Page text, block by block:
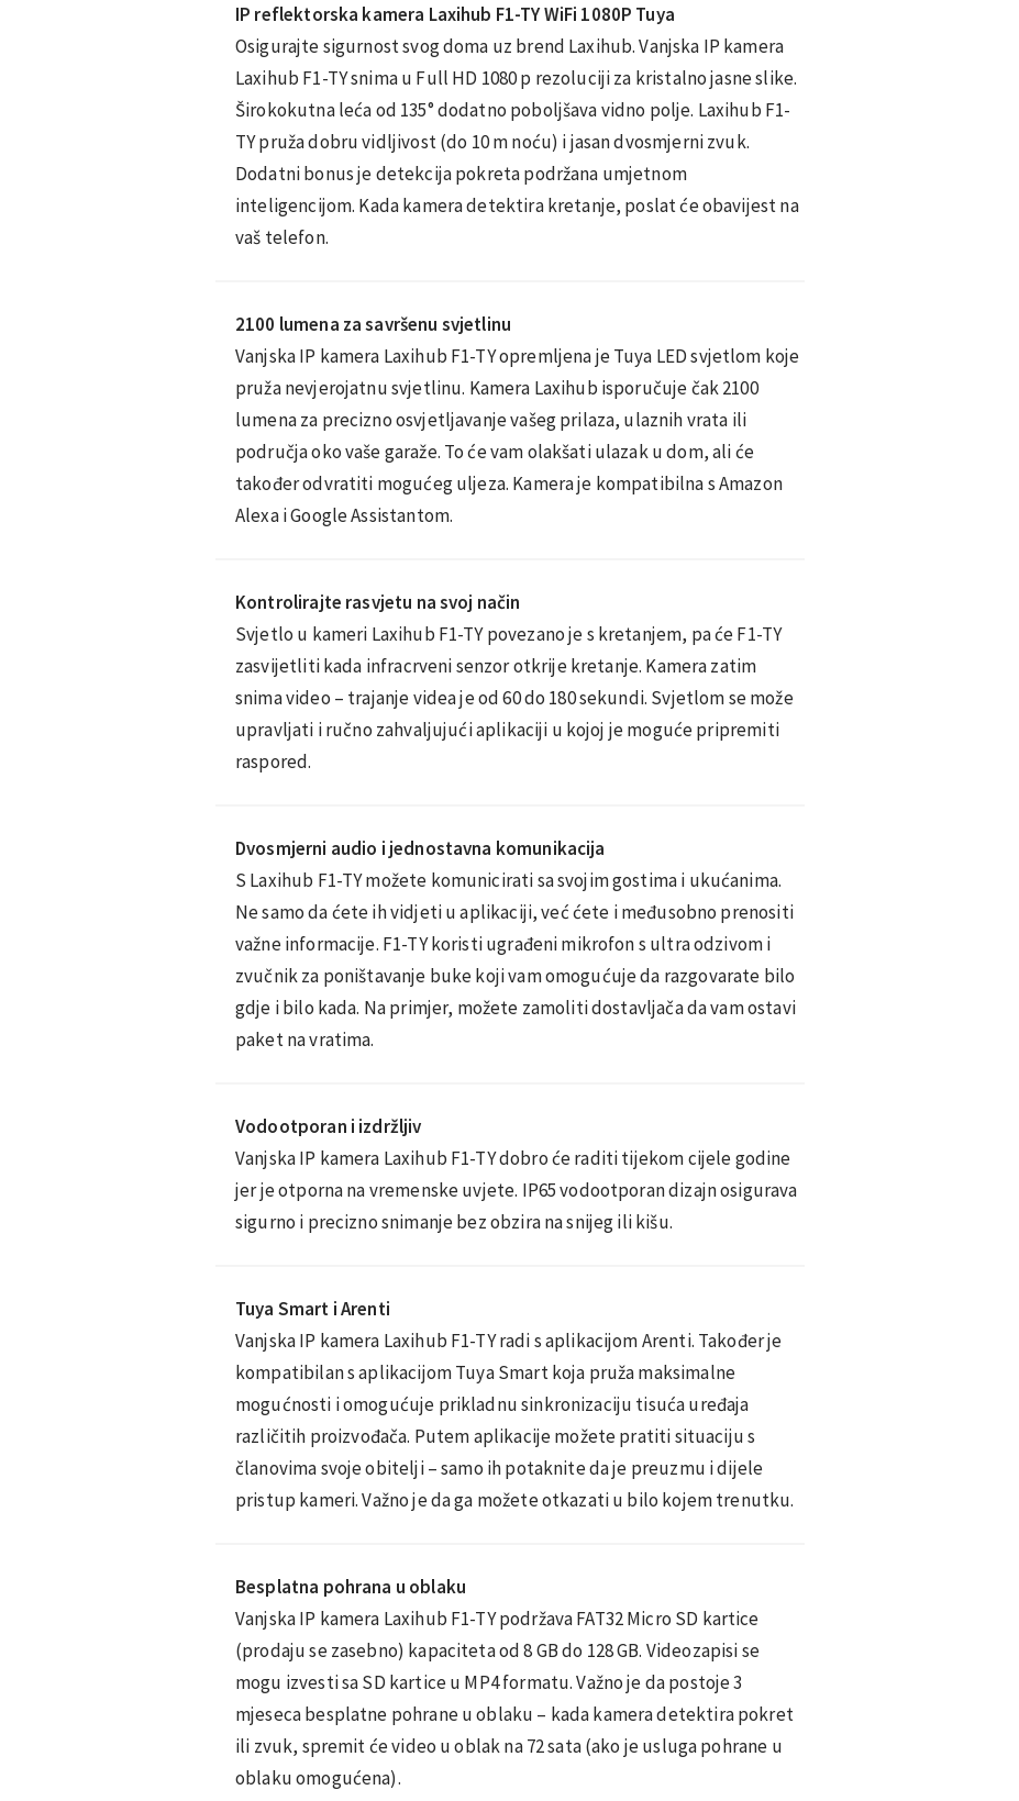
IP reflektorska kamera Laxihub F1-TY WiFi 1080P Tuya
Osigurajte sigurnost svog doma uz brend Laxihub. Vanjska IP kamera
Laxihub F1-TY snima u Full HD 1080 p rezoluciji za kristalno jasne slike.
Širokokutna leća od 135° dodatno poboljšava vidno polje. Laxihub F1-
TY pruža dobru vidljivost (do 10 m noću) i jasan dvosmjerni zvuk.
Dodatni bonus je detekcija pokreta podržana umjetnom
inteligencijom. Kada kamera detektira kretanje, poslat će obavijest na
vaš telefon.
2100 lumena za savršenu svjetlinu
Vanjska IP kamera Laxihub F1-TY opremljena je Tuya LED svjetlom koje
pruža nevjerojatnu svjetlinu. Kamera Laxihub isporučuje čak 2100
lumena za precizno osvjetljavanje vašeg prilaza, ulaznih vrata ili
područja oko vaše garaže. To će vam olakšati ulazak u dom, ali će
također odvratiti mogućeg uljeza. Kamera je kompatibilna s Amazon
Alexa i Google Assistantom.
Kontrolirajte rasvjetu na svoj način
Svjetlo u kameri Laxihub F1-TY povezano je s kretanjem, pa će F1-TY
zasvijetliti kada infracrveni senzor otkrije kretanje. Kamera zatim
snima video – trajanje videa je od 60 do 180 sekundi. Svjetlom se može
upravljati i ručno zahvaljujući aplikaciji u kojoj je moguće pripremiti
raspored.
Dvosmjerni audio i jednostavna komunikacija
S Laxihub F1-TY možete komunicirati sa svojim gostima i ukućanima.
Ne samo da ćete ih vidjeti u aplikaciji, već ćete i međusobno prenositi
važne informacije. F1-TY koristi ugrađeni mikrofon s ultra odzivom i
zvučnik za poništavanje buke koji vam omogućuje da razgovarate bilo
gdje i bilo kada. Na primjer, možete zamoliti dostavljača da vam ostavi
paket na vratima.
Vodootporan i izdržljiv
Vanjska IP kamera Laxihub F1-TY dobro će raditi tijekom cijele godine
jer je otporna na vremenske uvjete. IP65 vodootporan dizajn osigurava
sigurno i precizno snimanje bez obzira na snijeg ili kišu.
Tuya Smart i Arenti
Vanjska IP kamera Laxihub F1-TY radi s aplikacijom Arenti. Također je
kompatibilan s aplikacijom Tuya Smart koja pruža maksimalne
mogućnosti i omogućuje prikladnu sinkronizaciju tisuća uređaja
različitih proizvođača. Putem aplikacije možete pratiti situaciju s
članovima svoje obitelji – samo ih potaknite da je preuzmu i dijele
pristup kameri. Važno je da ga možete otkazati u bilo kojem trenutku.
Besplatna pohrana u oblaku
Vanjska IP kamera Laxihub F1-TY podržava FAT32 Micro SD kartice
(prodaju se zasebno) kapaciteta od 8 GB do 128 GB. Videozapisi se
mogu izvesti sa SD kartice u MP4 formatu. Važno je da postoje 3
mjeseca besplatne pohrane u oblaku – kada kamera detektira pokret
ili zvuk, spremit će video u oblak na 72 sata (ako je usluga pohrane u
oblaku omogućena).